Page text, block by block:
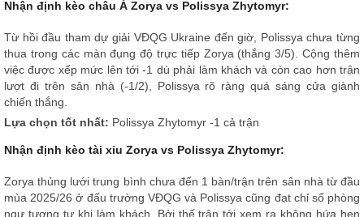
Nhận định kèo châu Á Zorya vs Polissya Zhytomyr:
Từ hồi đầu tham dự giải VĐQG Ukraine đến giờ, Polissya chưa từng
thua trong các màn đụng độ trực tiếp Zorya (thắng 3/5). Cộng thêm
việc được xếp mức lên tới -1 dù phải làm khách và còn cao hơn trận
lượt đi trên sân nhà (-1/2), Polissya rõ ràng quá sáng cửa giành
chiến thắng.
Lựa chọn tốt nhất: Polissya Zhytomyr -1 cả trận
Nhận định kèo tài xỉu Zorya vs Polissya Zhytomyr:
Zorya thủng lưới trung bình chưa đến 1 bàn/trận trên sân nhà từ đầu
mùa 2025/26 ở đấu trường VĐQG và Polissya cũng đạt chỉ số phòng
ngự tương tự khi làm khách. Bởi thế trận tới xem ra không hứa hẹn